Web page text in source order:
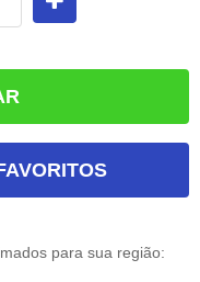
para sua região: